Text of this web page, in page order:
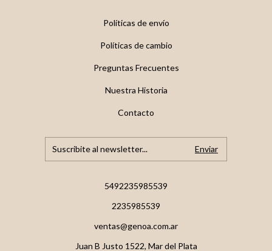
Políticas de envío
Políticas de cambio
Preguntas Frecuentes
Nuestra Historia
Contacto
5492235985539
2235985539
ventas@genoa.com.ar
Juan B Justo 1522, Mar del Plata